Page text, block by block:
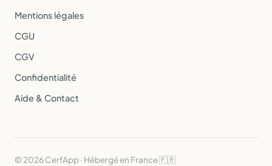
Mentions légales
CGU
CGV
Confidentialité
Aide & Contact
© 2026 CerfApp · Hébergé en France 🇫🇷